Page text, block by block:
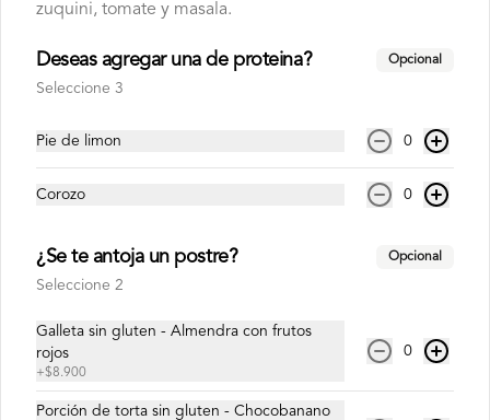
Cobertura
Política de privacidad
Redes sociales
zuquini, tomate y masala.
Deseas agregar una de proteina? Opcional
Seleccione 3
Pie de limon 0
Corozo 0
¿Se te antoja un postre? Opcional
Seleccione 2
Galleta sin gluten - Almendra con frutos
rojos
+$8.900
0
Porción de torta sin gluten - Chocobanano